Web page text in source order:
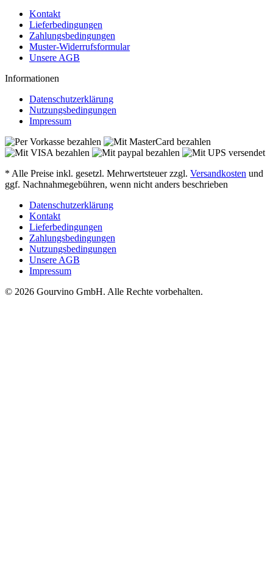
Kontakt
Lieferbedingungen
Zahlungsbedingungen
Muster-Widerrufsformular
Unsere AGB
Informationen
Datenschutzerklärung
Nutzungsbedingungen
Impressum
* Alle Preise inkl. gesetzl. Mehrwertsteuer zzgl. Versandkosten und
ggf. Nachnahmegebühren, wenn nicht anders beschrieben
Datenschutzerklärung
Kontakt
Lieferbedingungen
Zahlungsbedingungen
Nutzungsbedingungen
Unsere AGB
Impressum
© 2026 Gourvino GmbH. Alle Rechte vorbehalten.